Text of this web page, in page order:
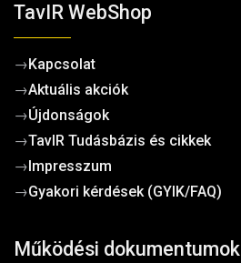
TavIR WebShop
→Kapcsolat
→Aktuális akciók
→Újdonságok
→TavIR Tudásbázis és cikkek
→ Impresszum
→Gyakori kérdések (GYIK/FAQ)
Működési dokumentumok